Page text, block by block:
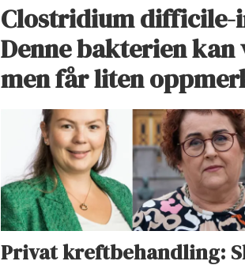
Clostridium difficile-
Denne bakterien
men får liten
Privat kreftbehandling: